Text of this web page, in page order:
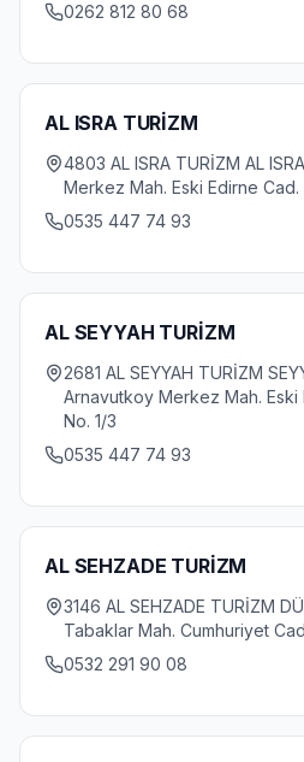
0262 812 80 68
AL ISRA TURİZM
4803 AL ISRA TURİZM AL
Merkez Mah. Eski Edirne Cad.
0535 447 74 93
AL SEYYAH TURİZM
2681 AL SEYYAH TURİZM
Arnavutkoy Merkez Mah. Eski
No. 1/3
0535 447 74 93
AL SEHZADE TURİZM
3146 AL SEHZADE TURİZM
Tabaklar Mah. Cumhuriyet
0532 291 90 08